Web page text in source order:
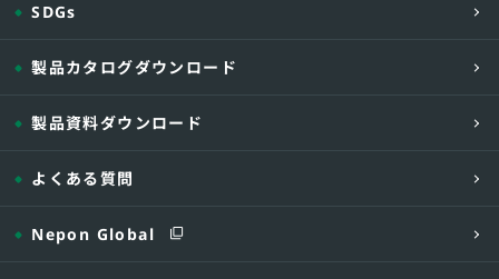
SDGs
製品カタログダウンロード
製品資料ダウンロード
よくある質問
Nepon Global